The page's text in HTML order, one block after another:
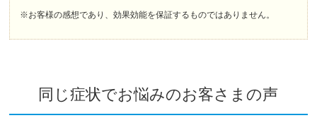
※お客様の感想であり、効果効能を保証するものではありません。
同じ症状でお悩みのお客さまの声